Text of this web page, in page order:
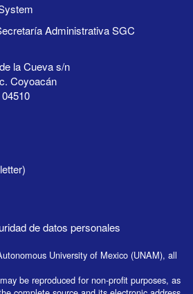
Administrativa SGC
la Cueva s/n
Coyoacán
de datos personales
University of Mexico (UNAM), all
be reproduced for non-profit purposes, as